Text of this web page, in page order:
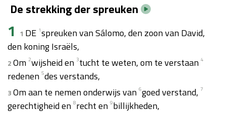
De strekking der spreuken
1 1 DE 1spreuken van Sálomo, den zoon van David,
den koning Israëls,
2Om 2wijsheid en 3tucht te weten, om te verstaan 4
redenen 5des verstands,
3Om aan te nemen onderwijs van 6goed verstand, 7
gerechtigheid en 8recht en 9billijkheden,